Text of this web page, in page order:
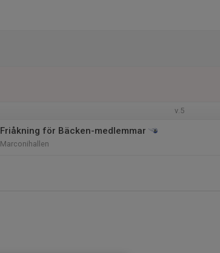
v.5
Friåkning för Bäcken-medlemmar
Marconihallen